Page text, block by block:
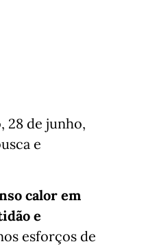
28 de junho,
e
calor em
e
esforços de